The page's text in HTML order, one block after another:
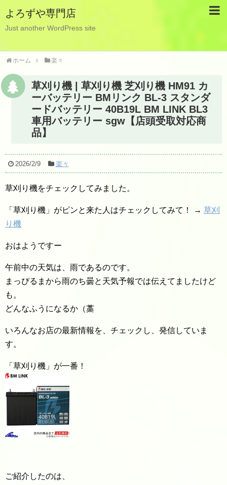
よろずや専門店
Just another WordPress site
ホーム 楽々
草刈り機 | 草刈り機 芝刈り機 HM91 カ
ーバッテリー BMリンク BL-3 スタンダ
ードバッテリー 40B19L BM LINK BL3
車用バッテリー sgw【店頭受取対応商
品】
2026/2/9 楽々
草刈り機をチェックしてみました。
「草刈り機」がピンと来た人はチェックしてみて！ → 草刈
り機
おはようですー
午前中の天気は、雨であるのです。
まっぴるまから雨のち曇と天気予報では伝えてましたけど
も。
どんなふうになるか（藁
いろんなお店の最新情報を、チェックし、発信していま
す。
「草刈り機」が一番！
ご紹介したのは、